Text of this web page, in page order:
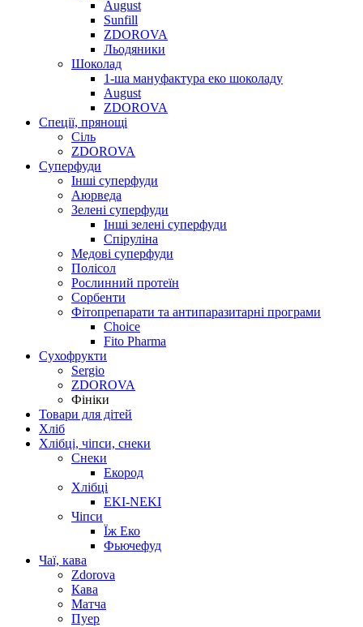
August
Sunfill
ZDOROVA
Льодяники
Шоколад
1-ша мануфактура еко шоколаду
August
ZDOROVA
Спеції, прянощі
Cіль
ZDOROVA
Суперфуди
Інші суперфуди
Аюрведа
Зелені суперфуди
Інші зелені суперфуди
Спіруліна
Медові суперфуди
Полісол
Рослинний протеїн
Сорбенти
Фітопрепарати та антипаразитарні програми
Choice
Fito Pharma
Сухофрукти
Sergio
ZDOROVA
Фініки
Товари для дітей
Хліб
Хлібці, чіпси, снеки
Снеки
Екород
Хлібці
EKI-NEKI
Чіпси
Їж Еко
Фьючефуд
Чаї, кава
Zdorova
Кава
Матча
Пуер